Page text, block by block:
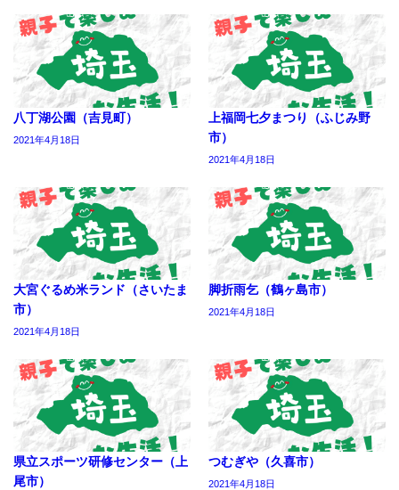
八丁湖公園（吉見町）
2021年4月18日
上福岡七夕まつり（ふじみ野
市）
2021年4月18日
大宮ぐるめ米ランド（さいたま
市）
2021年4月18日
脚折雨乞（鶴ヶ島市）
2021年4月18日
県立スポーツ研修センター（上
尾市）
つむぎや（久喜市）
2021年4月18日